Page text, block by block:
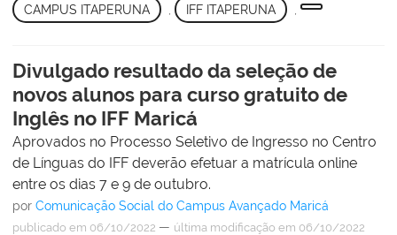
CAMPUS ITAPERUNA IFF ITAPERUNA
Divulgado resultado da seleção de
novos alunos para curso gratuito de
Inglês no IFF Maricá
Aprovados no Processo Seletivo de Ingresso no Centro
de Línguas do IFF deverão efetuar a matrícula online
entre os dias 7 e 9 de outubro.
por Comunicação Social do Campus Avançado Maricá
publicado em 06/10/2022 — última modificação em 06/10/2022